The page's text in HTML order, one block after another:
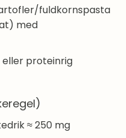
fuldkornspasta
med
proteinrig
≈ 250 mg